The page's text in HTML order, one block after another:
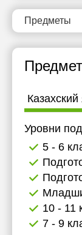
Предметы
Казахский
Уровни
5 - 6
10 - 11
7 - 9